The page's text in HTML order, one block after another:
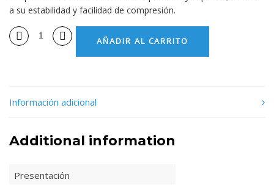
a su estabilidad y facilidad de compresión.
AÑADIR AL CARRITO
Información adicional
Additional information
Presentación